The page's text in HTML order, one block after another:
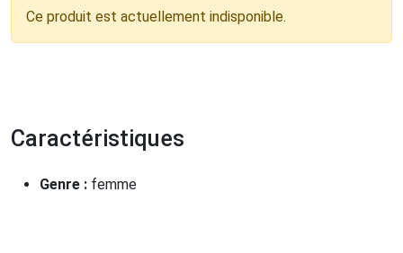
Ce produit est actuellement indisponible.
Caractéristiques
Genre : femme